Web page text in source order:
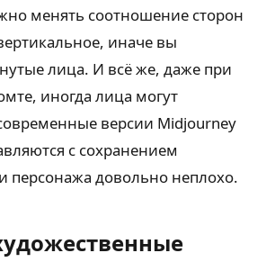
менять соотношение сторон
иначе вы
лица. И всё же, даже при
иногда лица могут
версии Midjourney
с сохранением
персонажа довольно неплохо.